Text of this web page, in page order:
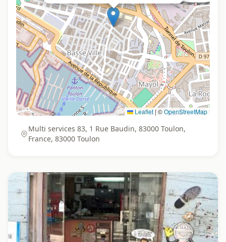
Leaflet | ©OpenStreetMap
Multi services 83, 1 Rue Baudin, 83000 Toulon,
France, 83000 Toulon